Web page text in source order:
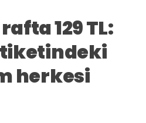
129 TL:
herkesi